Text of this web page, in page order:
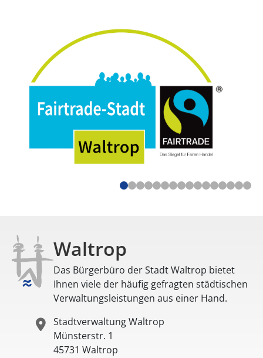
Waltrop
Das Bürgerbüro der Stadt Waltrop bietet
Ihnen viele der häufig gefragten städtischen
Verwaltungsleistungen aus einer Hand.
Stadtverwaltung Waltrop
Münsterstr. 1
45731 Waltrop